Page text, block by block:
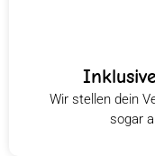
Wir stellen dein
sogar